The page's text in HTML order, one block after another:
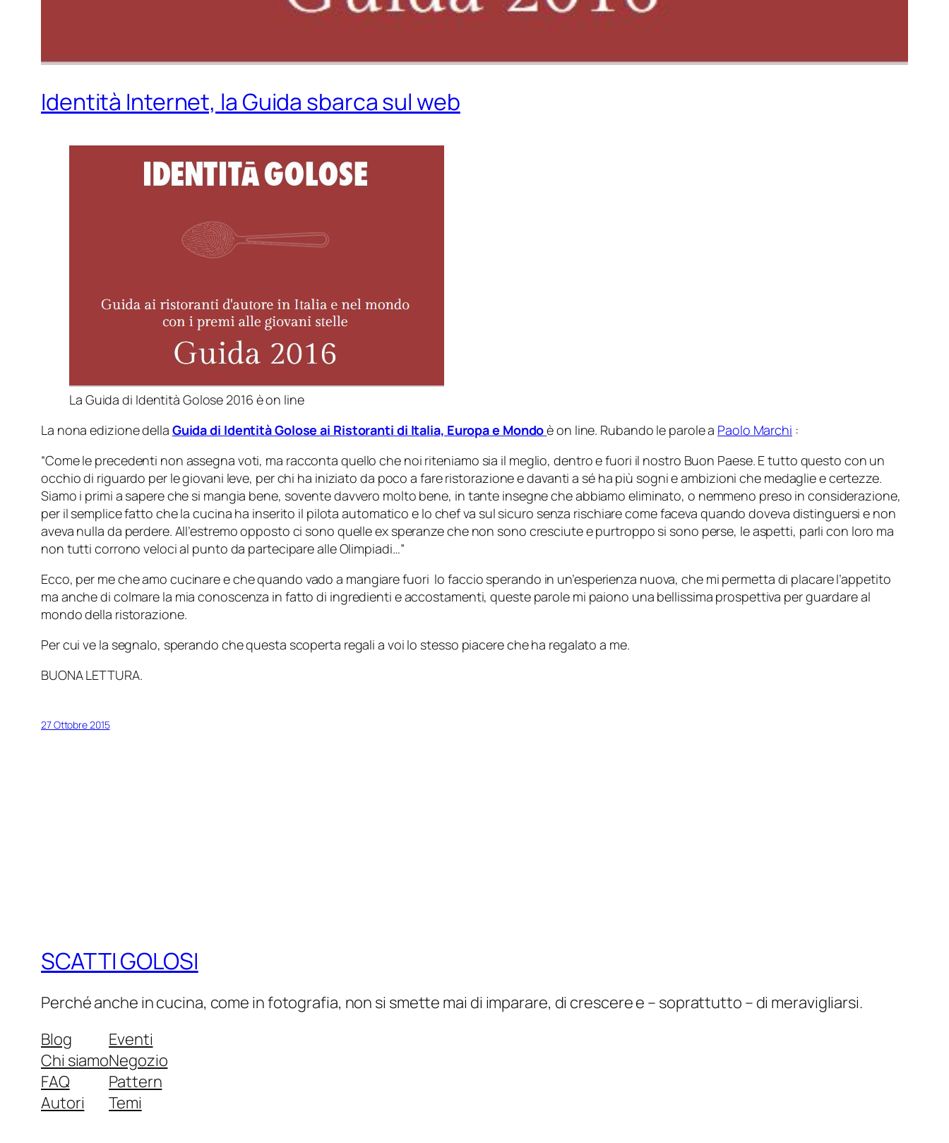
Identità Internet, la Guida sbarca sul web
La Guida di Identità Golose 2016 è on line
La nona edizione della Guida di Identità Golose ai Ristoranti di Italia, Europa e Mondoè on line. Rubando le parole a Paolo Marchi :
“Come le precedenti non assegna voti, ma racconta quello che noi riteniamo sia il meglio, dentro e fuori il nostro Buon Paese. E tutto questo con un
occhio di riguardo per le giovani leve, per chi ha iniziato da poco a fare ristorazione e davanti a sé ha più sogni e ambizioni che medaglie e certezze.
Siamo i primi a sapere che si mangia bene, sovente davvero molto bene, in tante insegne che abbiamo eliminato, o nemmeno preso in considerazione,
per il semplice fatto che la cucina ha inserito il pilota automatico e lo chef va sul sicuro senza rischiare come faceva quando doveva distinguersi e non
aveva nulla da perdere. All’estremo opposto ci sono quelle ex speranze che non sono cresciute e purtroppo si sono perse, le aspetti, parli con loro ma
non tutti corrono veloci al punto da partecipare alle Olimpiadi…”
Ecco, per me che amo cucinare e che quando vado a mangiare fuori lo faccio sperando in un’esperienza nuova, che mi permetta di placare l’appetito
ma anche di colmare la mia conoscenza in fatto di ingredienti e accostamenti, queste parole mi paiono una bellissima prospettiva per guardare al
mondo della ristorazione.
Per cui ve la segnalo, sperando che questa scoperta regali a voi lo stesso piacere che ha regalato a me.
BUONA LETTURA.
27 Ottobre 2015
SCATTI GOLOSI
Perché anche in cucina, come in fotografia, non si smette mai di imparare, di crescere e – soprattutto – di meravigliarsi.
Blog
Chi siamo
FAQ
Autori
Eventi
Negozio
Pattern
Temi